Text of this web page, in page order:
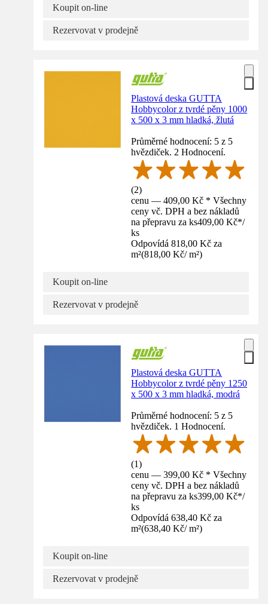
Koupit on-line
Rezervovat v prodejně
Plastová deska GUTTA
Hobbycolor z tvrdé pěny 1000
x 500 x 3 mm hladká, žlutá
Průměrné hodnocení: 5 z 5
hvězdiček. 2 Hodnocení.
(2)
cenu — 409,00 Kč * Všechny
ceny vč. DPH a bez nákladů
na přepravu za ks409,00 Kč*/
ks
Odpovídá 818,00 Kč za
m²(818,00 Kč/ m²)
Koupit on-line
Rezervovat v prodejně
Plastová deska GUTTA
Hobbycolor z tvrdé pěny 1250
x 500 x 3 mm hladká, modrá
Průměrné hodnocení: 5 z 5
hvězdiček. 1 Hodnocení.
(1)
cenu — 399,00 Kč * Všechny
ceny vč. DPH a bez nákladů
na přepravu za ks399,00 Kč*/
ks
Odpovídá 638,40 Kč za
m²(638,40 Kč/ m²)
Koupit on-line
Rezervovat v prodejně